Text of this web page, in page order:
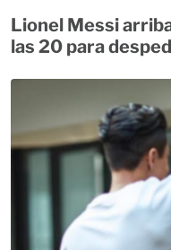
Lionel Messi
las 20 para